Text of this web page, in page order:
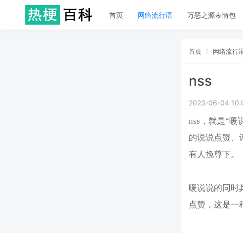
首页 网络流行语 万恶之源表情包
首页 网络流行
nss
2023-06-04
nss，就是“暖
的说说点赞、
有人挽尊下。
暖说说的同时
点赞，这是一